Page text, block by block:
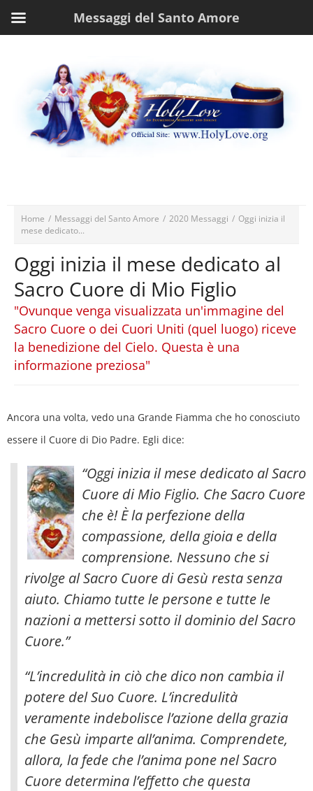
Home / Messaggi del Santo Amore / 2020 Messaggi / Oggi inizia il
mese dedicato...
Oggi inizia il mese dedicato al
Sacro Cuore di Mio Figlio
"Ovunque venga visualizzata un'immagine del
Sacro Cuore o dei Cuori Uniti (quel luogo) riceve
la benedizione del Cielo. Questa è una
informazione preziosa"
Ancora una volta, vedo una Grande Fiamma che ho conosciuto
essere il Cuore di Dio Padre. Egli dice:
“Oggi inizia il mese dedicato al Sacro
Cuore di Mio Figlio. Che Sacro Cuore
che è! È la perfezione della
compassione, della gioia e della
comprensione. Nessuno che si
rivolge al Sacro Cuore di Gesù resta senza
aiuto. Chiamo tutte le persone e tutte le
nazioni a mettersi sotto il dominio del Sacro
Cuore.”
“L’incredulità in ciò che dico non cambia il
potere del Suo Cuore. L’incredulità
veramente indebolisce l’azione della grazia
che Gesù imparte all’anima. Comprendete,
allora, la fede che l’anima pone nel Sacro
Cuore determina l’effetto che questa
Messaggi del Santo Amore